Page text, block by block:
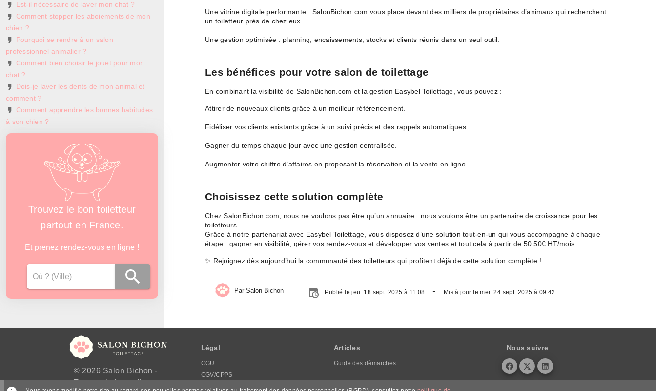
Est-il nécessaire de laver mon chat ?
Comment stopper les aboiements de mon
chien ?
Pourquoi se rendre à un salon
professionnel animalier ?
Comment bien choisir le jouet pour mon
chat ?
Dois-je laver les dents de mon animal et
comment ?
Comment apprendre les bonnes habitudes
à son chien ?
Trouvez le bon toiletteur
partout en France.
Et prenez rendez-vous en ligne !
Une vitrine digitale performante : SalonBichon.com vous place devant des milliers de propriétaires d’animaux qui recherchent
un toiletteur près de chez eux.
Une gestion optimisée : planning, encaissements, stocks et clients réunis dans un seul outil.
Les bénéfices pour votre salon de toilettage
En combinant la visibilité de SalonBichon.com et la gestion Easybel Toilettage, vous pouvez :
Attirer de nouveaux clients grâce à un meilleur référencement.
Fidéliser vos clients existants grâce à un suivi précis et des rappels automatiques.
Gagner du temps chaque jour avec une gestion centralisée.
Augmenter votre chiffre d’affaires en proposant la réservation et la vente en ligne.
Choisissez cette solution complète
Chez SalonBichon.com, nous ne voulons pas être qu’un annuaire : nous voulons être un partenaire de croissance pour les
toiletteurs.
Grâce à notre partenariat avec Easybel Toilettage, vous disposez d’une solution tout-en-un qui vous accompagne à chaque
étape : gagner en visibilité, gérer vos rendez-vous et développer vos ventes et tout cela à partir de 50.50€ HT/mois.
✨ Rejoignez dès aujourd’hui la communauté des toiletteurs qui profitent déjà de cette solution complète !
Par Salon Bichon Publié le jeu. 18 sept. 2025 à 11:08 - Mis à jour le mer. 24 sept. 2025 à 09:42
© 2026 Salon Bichon -
Trouvez le bon toiletteur
Légal
CGU
CGV/CPPS
Mentions légales
Articles
Guide des démarches
Nous suivre